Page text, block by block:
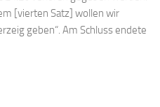
[vierten Satz] wollen wir
geben“. Am Schluss endete